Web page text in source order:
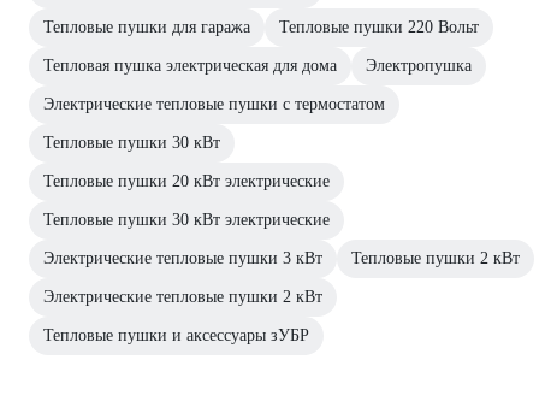
Тепловые пушки для гаража Тепловые пушки 220 Вольт
Тепловая пушка электрическая для дома Электропушка
Электрические тепловые пушки с термостатом
Тепловые пушки 30 кВт
Тепловые пушки 20 кВт электрические
Тепловые пушки 30 кВт электрические
Электрические тепловые пушки 3 кВт Тепловые пушки 2 кВт
Электрические тепловые пушки 2 кВт
Тепловые пушки и аксессуары зУБР